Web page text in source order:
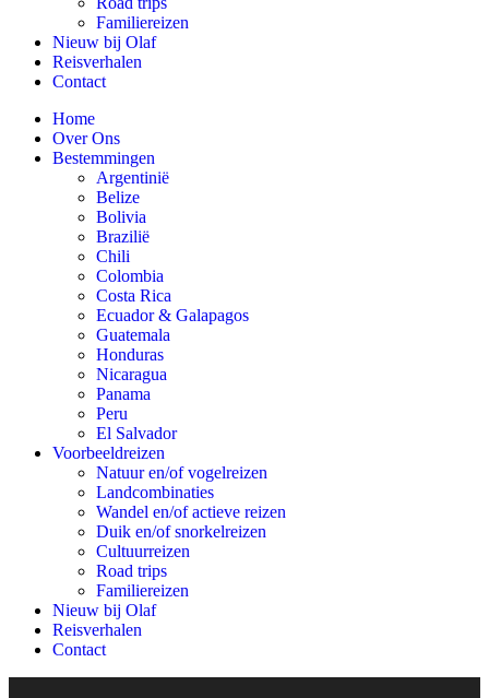
Familiereizen
Nieuw bij Olaf
Reisverhalen
Contact
Home
Over Ons
Bestemmingen
Argentinië
Belize
Bolivia
Brazilië
Chili
Colombia
Costa Rica
Ecuador & Galapagos
Guatemala
Honduras
Nicaragua
Panama
Peru
El Salvador
Voorbeeldreizen
Natuur en/of vogelreizen
Landcombinaties
Wandel en/of actieve reizen
Duik en/of snorkelreizen
Cultuurreizen
Road trips
Familiereizen
Nieuw bij Olaf
Reisverhalen
Contact